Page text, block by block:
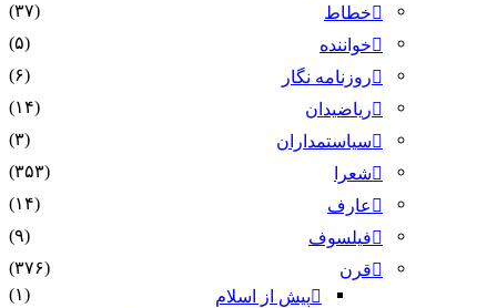
خطاط
(۳۷)
خواننده
(۵)
روزنامه نگار
(۶)
ریاضیدان
(۱۴)
سیاستمداران
(۳)
شعرا
(۳۵۳)
عارف
(۱۴)
فیلسوف
(۹)
قرن
(۳۷۶)
پیش از اسلام
(۱)